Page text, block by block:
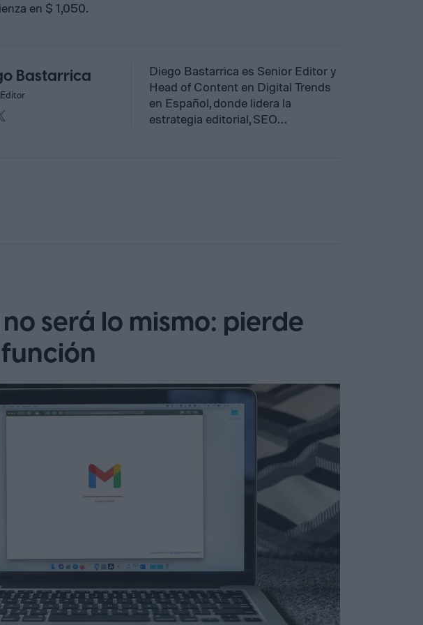
en $ 1,050.
Bastarrica
Diego Bastarrica es Senior Editor y
Head of Content en Digital Trends
en Español, donde lidera la
estrategia editorial, SEO…
será lo mismo: pierde